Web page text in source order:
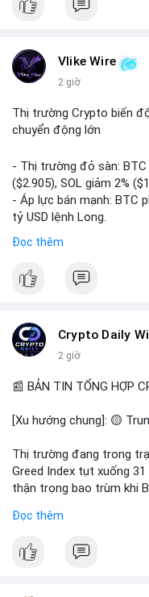
hấp dẫn. Bàn tán về
SAGA", "short SPCX", và
đăng Binance Square).
BNB Smart Chain.
Sợ hãi do chỉ số thấp
tích cực (BTC ETF, SKR)
SPCX và SAGA vẫn
"short" theo chiến lược cá
📊 Nguồn: Radar Tâm Lý
Vlike Wire
2 giờ
Thị trường Crypto biến
chuyển động lớn
- Thị trường đỏ sàn: BTC
($2.905), SOL giảm 2%
- Áp lực bán mạnh: BTC
tỷ USD lệnh Long.
- Tin tức quan trọng:
cổ đông vào tháng 2.
- Định chế tài chính:
hiểm; Galaxy Digital lập
#binancesquare
$btc $eth $sol $xrp
#vlikevn #titanbot
📰 Nguồn: Decrypt
Đọc thêm
Crypto Daily
2 giờ
📰 BẢN TIN TỔNG HỢP
[Xu hướng chung]: 🟡
Thị trường đang trong
Greed Index tụt xuống
thận trọng bao trùm khi
giao dịch BTC lớn được
Đọc thêm